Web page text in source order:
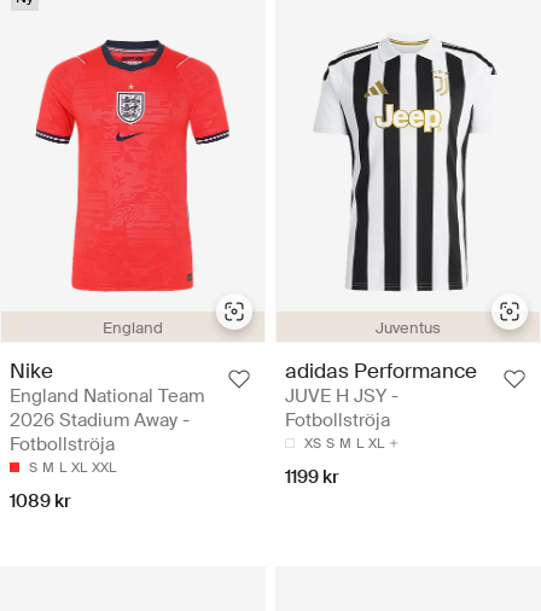
England
Nike
England National Team
2026 Stadium Away -
Fotbollströja
S M L XL XXL
1089 kr
Juventus
adidas Performance
JUVE H JSY -
Fotbollströja
XS S M L XL
1199 kr